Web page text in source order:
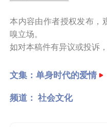
本内容由作者授权发布，
嗅立场。
如对本稿件有异议或投诉
文集：单身时代的爱情
频道： 社会文化